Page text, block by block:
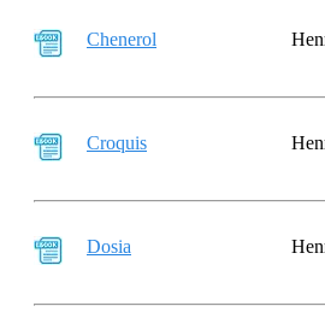
Chenerol
Croquis
Dosia